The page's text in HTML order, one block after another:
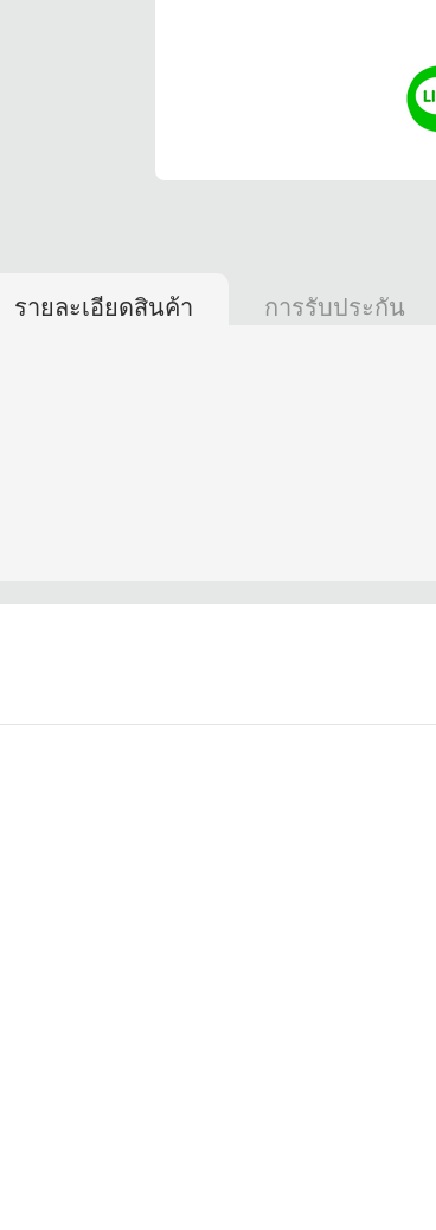
รายละเอียดสินค้า การรับประกัน